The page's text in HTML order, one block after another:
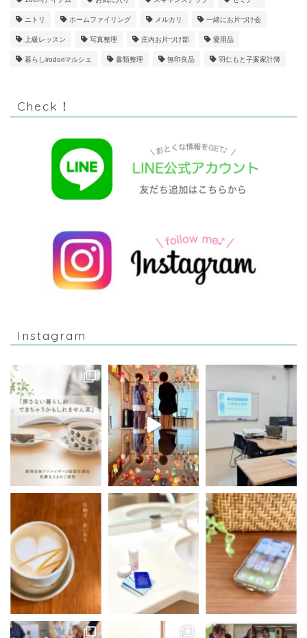
ニトリ ホームファイリング メルカリ 一緒にお片づけ会
上級レッスン 写真整理 庄内お片づけ部 愛用品
暮らしirodoriマルシェ 書類整理 無印良品 羽仁もと子案家計簿
Check！
Instagram